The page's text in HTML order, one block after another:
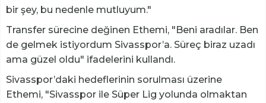
bir şey, bu nedenle mutluyum."
Transfer sürecine değinen Ethemi, "Beni aradılar. Ben
de gelmek istiyordum Sivasspor’a. Süreç biraz uzadı
ama güzel oldu" ifadelerini kullandı.
Sivasspor’daki hedeflerinin sorulması üzerine
Ethemi, "Sivasspor ile Süper Lig yolunda olmaktan